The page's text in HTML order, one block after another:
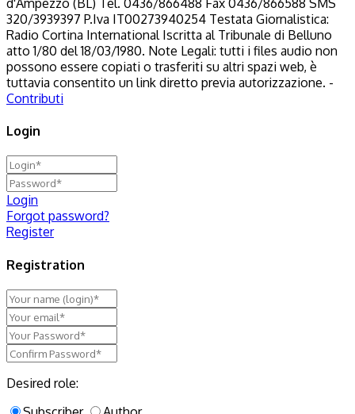
320/3939397 P.Iva IT00273940254 Testata Giornalistica:
Radio Cortina International Iscritta al Tribunale di Belluno
atto 1/80 del 18/03/1980. Note Legali: tutti i files audio non
possono essere copiati o trasferiti su altri spazi web, è
tuttavia consentito un link diretto previa autorizzazione. -
Contributi
Login
Login
Forgot password?
Register
Registration
Desired role: